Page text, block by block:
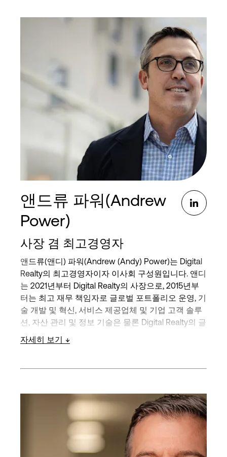
앤드류 파워(Andrew
Power)
사장 겸 최고경영자
앤드류(앤디) 파워(Andrew (Andy) Power)는 Digital
Realty의 최고경영자이자 이사회 구성원입니다. 앤디
는 2021년부터 Digital Realty의 사장으로, 2015년부
터는 최고 재무 책임자로 글로벌 포트폴리오 운영, 기
술 개발 및 혁신, 서비스 제공업체 및 기업 고객 솔루
션, 자산 관리 및 정보 기술은 물론 Digital Realty의 글
로벌 플랫폼 전반에 걸친 재무 기능을 책임지고 있습
니다.
디지털 리얼티에 합류하기 전에는 Bank of America
총괄이사를 역임하며 Digital Realty를 포함한 40개
이상의 상장 및 비상장 기업과의 관계를 담당했습니
그 이전에는 Citigroup에서 재직하며 사상 최대 규모
의 리츠 IPO를 포함하여 300억 달러 이상의 공공 및
자세히 보기